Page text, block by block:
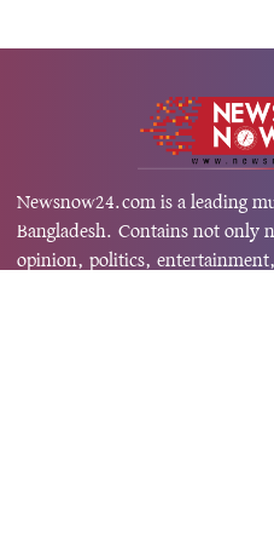
Newsnow24.com is a leading
Bangladesh. Contains not only
opinion, politics,